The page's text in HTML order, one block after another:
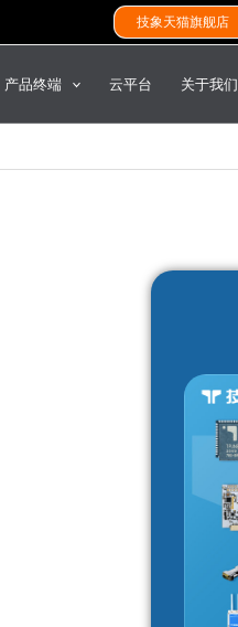
技象天猫旗舰店
产品终端 云平台 关于我们